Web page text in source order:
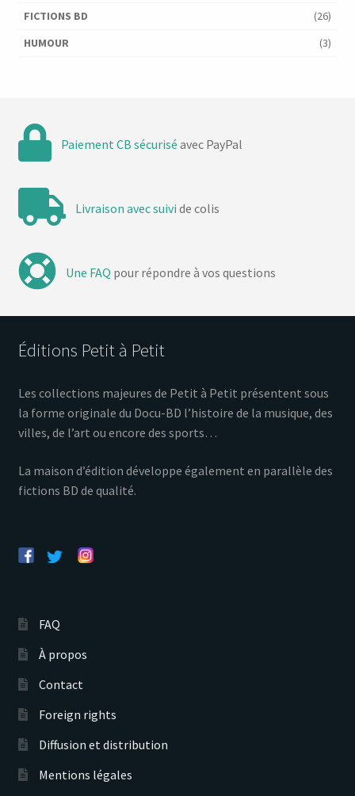
FICTIONS BD
(26)
HUMOUR
(3)
Paiement CB sécurisé avec PayPal
Livraison avec suivi de colis
Une FAQ pour répondre à vos questions
Éditions Petit à Petit
Les collections majeures de Petit à Petit présentent sous
la forme originale du Docu-BD l’histoire de la musique, des
villes, de l’art ou encore des sports…
La maison d’édition développe également en parallèle des
fictions BD de qualité.
FAQ
À propos
Contact
Foreign rights
Diffusion et distribution
Mentions légales